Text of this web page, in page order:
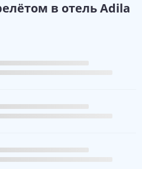
в отельAdila